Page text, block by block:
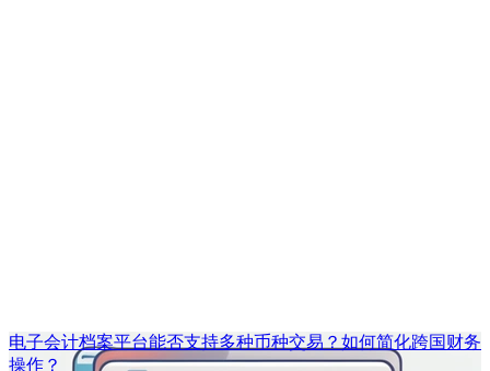
电子会计档案平台能否支持多种币种交易？如何简化跨国财务
操作？